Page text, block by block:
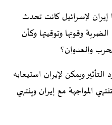
إيران لإسرائيل كانت تحدث
وقوتها وتوقيتها وكأن
والعدوان؟
ويمكن لإيران استيعابه
المواجهة مع إيران وينتهي